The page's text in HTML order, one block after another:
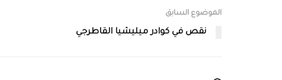
الموضوع السابق
نقص في كوادر ميليشيا القاطرجي